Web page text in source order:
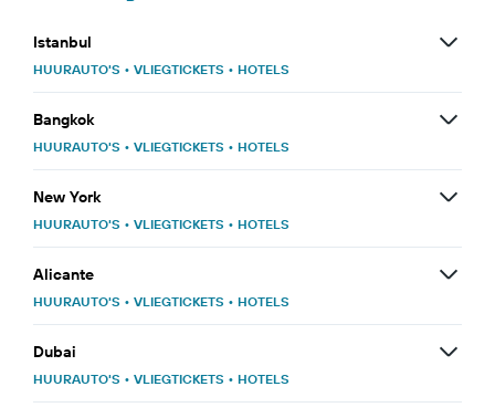
Istanbul
HUURAUTO'S • VLIEGTICKETS • HOTELS
Bangkok
HUURAUTO'S • VLIEGTICKETS • HOTELS
New York
HUURAUTO'S • VLIEGTICKETS • HOTELS
Alicante
HUURAUTO'S • VLIEGTICKETS • HOTELS
Dubai
HUURAUTO'S • VLIEGTICKETS • HOTELS